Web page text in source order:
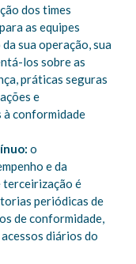
dos times
as equipes
sua operação, sua
los sobre as
práticas seguras
e
à conformidade
o
e da
é
periódicas de
de conformidade,
diários do